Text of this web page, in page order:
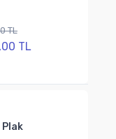
TL
TL
Plak